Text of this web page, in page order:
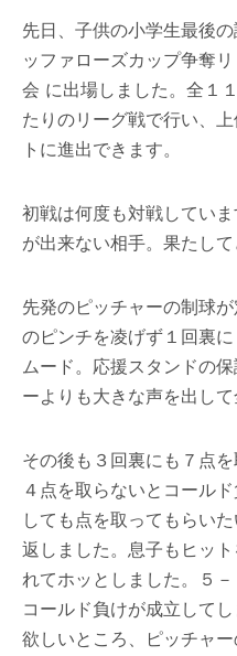
先日、子供の小学生最後
ッファローズカップ争奪
会 に出場しました。全１
たりのリーグ戦で行い、
トに進出できます。
初戦は何度も対戦してい
が出来ない相手。果たして
先発のピッチャーの制球
のピンチを凌げず１回裏
ムード。応援スタンドの
ーよりも大きな声を出し
その後も３回裏にも７点
４点を取らないとコール
しても点を取ってもらい
返しました。息子もヒッ
れてホッとしました。５
コールド負けが成立して
欲しいところ、ピッチャー